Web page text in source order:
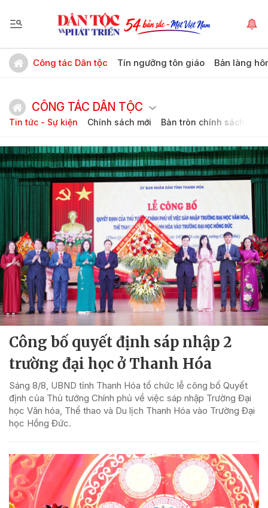
Công tác Dân tộc Tín ngưỡng tôn giáo Bản làng
CÔNG TÁC DÂN TỘC
Tin tức - Sự kiện Chính sách mới Bàn tròn chính sách
Công bố quyết định sáp nhập 2
trường đại học ở Thanh Hóa
Sáng 8/8, UBND tỉnh Thanh Hóa tổ chức lễ công bố Quyết
định của Thủ tướng Chính phủ về việc sáp nhập Trường Đại
học Văn hóa, Thể thao và Du lịch Thanh Hóa vào Trường Đại
học Hồng Đức.